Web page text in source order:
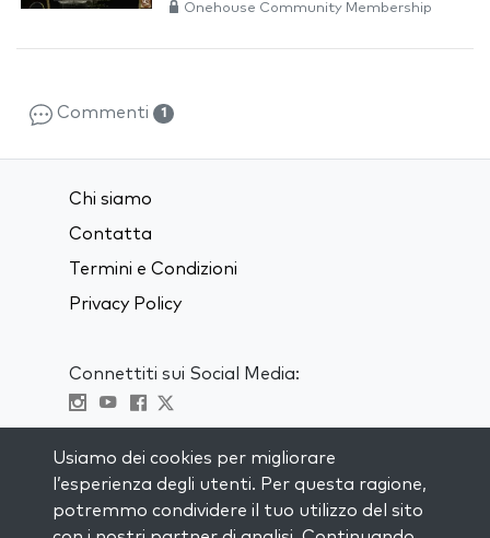
Onehouse Community Membership
Commenti 1
Chi siamo
Contatta
Termini e Condizioni
Privacy Policy
Connettiti sui Social Media:
RIMANI AGGIORNATO
Iscriviti alla nostra mailing list e ricevi
Usiamo dei cookies per migliorare
l’esperienza degli utenti. Per questa ragione,
potremmo condividere il tuo utilizzo del sito